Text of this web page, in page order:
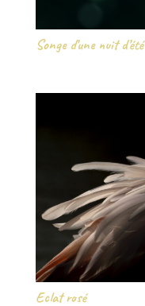
Songe d’une nuit d’été
Eclat rosé